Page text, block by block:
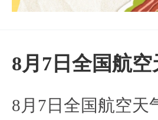
8月7日全国航
8月7日全国航空天